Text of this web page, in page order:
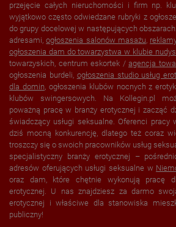
przejęcie całych nieruchomości i firm np.
wyjątkowo często odwiedzane rubryki z
do grupy docelowej w następujących
adresami,ogłoszenia salonów masażu,
ogłoszenia dam do towarzystwa w klubie
towarzyskich, centrum eskortek / agencja
ogłoszenia burdeli, ogłoszenia studio usług
dla domin, ogłoszenia klubów nocnych z
klubów swingersowych. Na Kollegin.pl
poważną pracę w branży erotycznej i zacząć
świadczący usługi seksualne. Oferenci pracy
dziś mocną konkurencję, dlatego też coraz
troszczy się o swoich pracowników usług
specjalistyczny branży erotycznej –
adresów oferujących usługi seksualne w
oraz dam, które chętnie wykonują pracę
erotycznej. U nas znajdziesz za darmo
erotycznej i właściwe dla stanowiska
publiczny!